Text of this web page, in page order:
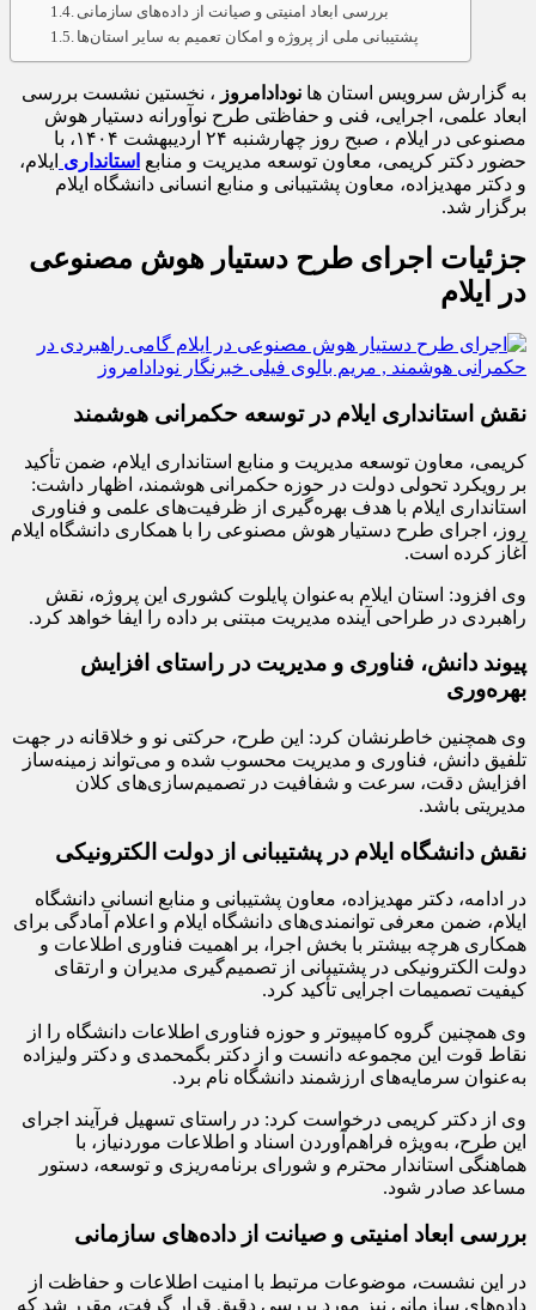
بررسی ابعاد امنیتی و صیانت از داده‌های سازمانی
پشتیبانی ملی از پروژه و امکان تعمیم به سایر استان‌ها
به گزارش سرویس استان ها نودادامروز ، نخستین نشست بررسی
ابعاد علمی، اجرایی، فنی و حفاظتی طرح نوآورانه دستیار هوش
مصنوعی در ایلام ، صبح روز چهارشنبه ۲۴ اردیبهشت ۱۴۰۴، با
حضور دکتر کریمی، معاون توسعه مدیریت و منابع استانداری ایلام،
و دکتر مهدیزاده، معاون پشتیبانی و منابع انسانی دانشگاه ایلام
برگزار شد.
جزئیات اجرای طرح دستیار هوش مصنوعی
در ایلام
نقش استانداری ایلام در توسعه حکمرانی هوشمند
کریمی، معاون توسعه مدیریت و منابع استانداری ایلام، ضمن تأکید
بر رویکرد تحولی دولت در حوزه حکمرانی هوشمند، اظهار داشت:
استانداری ایلام با هدف بهره‌گیری از ظرفیت‌های علمی و فناوری
روز، اجرای طرح دستیار هوش مصنوعی را با همکاری دانشگاه ایلام
آغاز کرده است.
وی افزود: استان ایلام به‌عنوان پایلوت کشوری این پروژه، نقش
راهبردی در طراحی آینده مدیریت مبتنی بر داده را ایفا خواهد کرد.
پیوند دانش، فناوری و مدیریت در راستای افزایش
بهره‌وری
وی همچنین خاطرنشان کرد: این طرح، حرکتی نو و خلاقانه در جهت
تلفیق دانش، فناوری و مدیریت محسوب شده و می‌تواند زمینه‌ساز
افزایش دقت، سرعت و شفافیت در تصمیم‌سازی‌های کلان
مدیریتی باشد.
نقش دانشگاه ایلام در پشتیبانی از دولت الکترونیکی
در ادامه، دکتر مهدیزاده، معاون پشتیبانی و منابع انسانی دانشگاه
ایلام، ضمن معرفی توانمندی‌های دانشگاه ایلام و اعلام آمادگی برای
همکاری هرچه بیشتر با بخش اجرا، بر اهمیت فناوری اطلاعات و
دولت الکترونیکی در پشتیبانی از تصمیم‌گیری مدیران و ارتقای
کیفیت تصمیمات اجرایی تأکید کرد.
وی همچنین گروه کامپیوتر و حوزه فناوری اطلاعات دانشگاه را از
نقاط قوت این مجموعه دانست و از دکتر بگمحمدی و دکتر ولیزاده
به‌عنوان سرمایه‌های ارزشمند دانشگاه نام برد.
وی از دکتر کریمی درخواست کرد: در راستای تسهیل فرآیند اجرای
این طرح، به‌ویژه فراهم‌آوردن اسناد و اطلاعات موردنیاز، با
هماهنگی استاندار محترم و شورای برنامه‌ریزی و توسعه، دستور
مساعد صادر شود.
بررسی ابعاد امنیتی و صیانت از داده‌های سازمانی
در این نشست، موضوعات مرتبط با امنیت اطلاعات و حفاظت از
داده‌های سازمانی نیز مورد بررسی دقیق قرار گرفت، مقرر شد که